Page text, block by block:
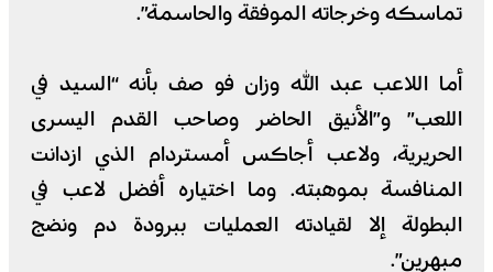
تماسكه وخرجاته الموفقة والحاسمة”.
أما اللاعب عبد الله وزان فو صف بأنه “السيد في
اللعب” و”الأنيق الحاضر وصاحب القدم اليسرى
الحريرية، ولاعب أجاكس أمستردام الذي ازدانت
المنافسة بموهبته. وما اختياره أفضل لاعب في
البطولة إلا لقيادته العمليات ببرودة دم ونضج
مبهرين”.